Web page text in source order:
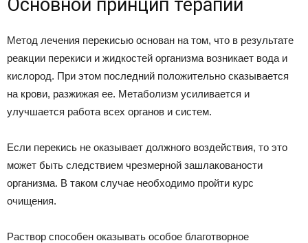
Основной принцип терапии
Метод лечения перекисью основан на том, что в результате
реакции перекиси и жидкостей организма возникает вода и
кислород. При этом последний положительно сказывается
на крови, разжижая ее. Метаболизм усиливается и
улучшается работа всех органов и систем.
Если перекись не оказывает должного воздействия, то это
может быть следствием чрезмерной зашлакованости
организма. В таком случае необходимо пройти курс
очищения.
Раствор способен оказывать особое благотворное